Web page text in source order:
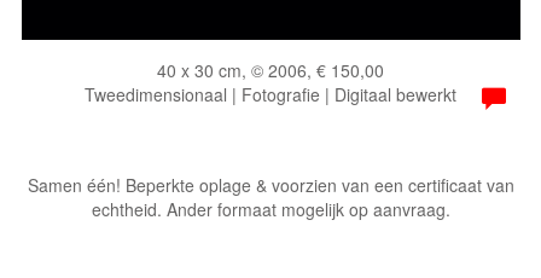
40 x 30 cm, © 2006, € 150,00
Tweedimensionaal | Fotografie | Digitaal bewerkt
Samen één! Beperkte oplage & voorzien van een certificaat van
echtheid. Ander formaat mogelijk op aanvraag.